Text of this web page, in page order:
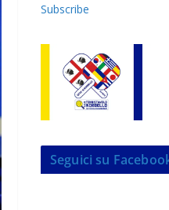
Subscribe
Seguici su